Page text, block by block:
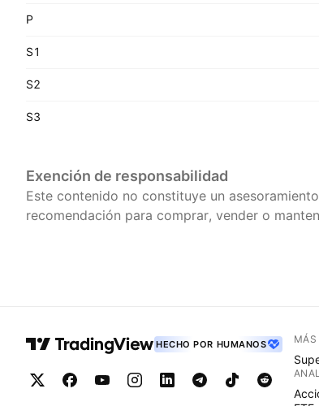
P
S1
S2
S3
Exención de responsabilidad
Este contenido no constituye un
recomendación para comprar, vender o
HECHO POR HUMANOS MÁS